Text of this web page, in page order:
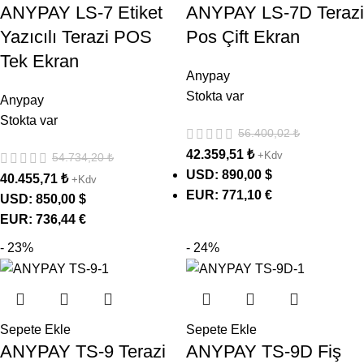
ANYPAY LS-7 Etiket
Yazıcılı Terazi POS
Tek Ekran
Anypay
Stokta var
54.734,20₺
40.455,71 ₺ +Kdv
USD: 850,00 $
EUR: 736,44 €
ANYPAY LS-7D Terazi
Pos Çift Ekran
Anypay
Stokta var
56.400,02₺
42.359,51 ₺ +Kdv
USD: 890,00 $
EUR: 771,10 €
- 23%
Sepete Ekle
ANYPAY TS-9 Terazi
- 24%
Sepete Ekle
ANYPAY TS-9D Fiş